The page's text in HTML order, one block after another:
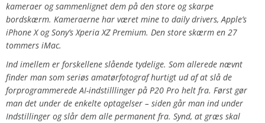
kameraer og sammenlignet dem på den store og skarpe
bordskærm. Kameraerne har været mine to daily drivers, Apple’s
iPhone X og Sony’s Xperia XZ Premium. Den store skærm en 27
tommers iMac.
Ind imellem er forskellene slående tydelige. Som allerede nævnt
finder man som seriøs amatørfotograf hurtigt ud af at slå de
forprogrammerede AI-indstilllinger på P20 Pro helt fra. Først gør
man det under de enkelte optagelser – siden går man ind under
Indstillinger og slår dem alle permanent fra. Synd, at græs skal